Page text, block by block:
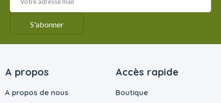
A propos
A propos de nous
Accès rapide
Boutique